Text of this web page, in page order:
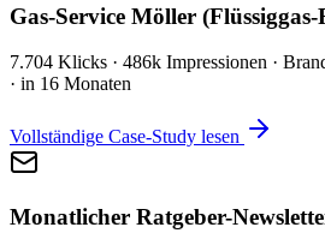
Gas-Service Möller
7.704 Klicks · 486k Impressionen ·
· in 16 Monaten
Vollständige Case-Study lesen
Monatlicher Ratgeber-